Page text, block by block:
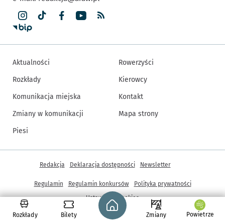
Rozkłady Bilety
Strona główna - wroclaw.pl
Zmiany Powietrze
Aktualności
Rozkłady
Komunikacja miejska
Zmiany w komunikacji
Piesi
Rowerzyści
Kierowcy
Kontakt
Mapa strony
© Copyright 2005-2026, ARAW S.A., Gmina Wrocław
Inne informacje
Redakcja Deklaracja dostępności Newsletter
Regulamin Regulamin konkursów
Polityka prywatności
Ustawienia cookies